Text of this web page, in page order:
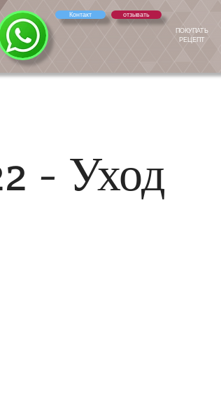
Контакт
отзывать
ПОКУПАТЬ
РЕЦЕПТ
- Уход